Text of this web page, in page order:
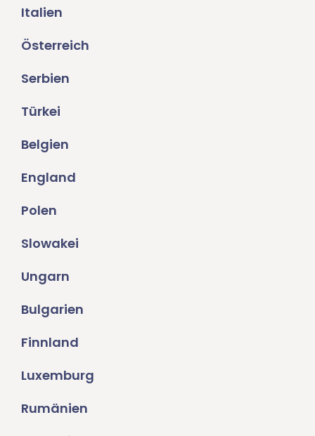
Italien
Österreich
Serbien
Türkei
Belgien
England
Polen
Slowakei
Ungarn
Bulgarien
Finnland
Luxemburg
Rumänien